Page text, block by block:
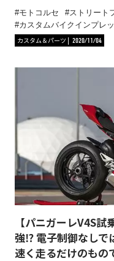
モトコルセ
ストリート
カスタムバイクインプレ
カスタム＆パーツ
2020/11/04
【パニガーレV4S
強⁉︎ 電子制御なし
速く走るだけのもの